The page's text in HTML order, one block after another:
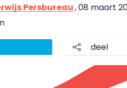
Persbureau, 08 maart
deel